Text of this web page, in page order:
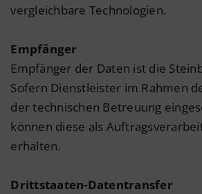
vergleichbare Technologien.
Empfänger
Empfänger der Daten ist die
Sofern Dienstleister im Rahmen
der technischen Betreuung
können diese als
erhalten.
Drittstaaten-Datentransfer